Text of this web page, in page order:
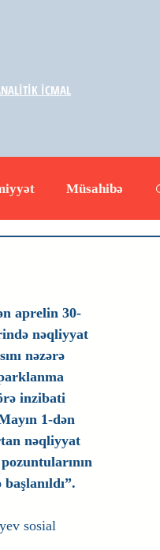
Müsahibə
aprelin 30-
nəqliyyat
nəzərə
inzibati
1-dən
nəqliyyat
sosial
İCMAL